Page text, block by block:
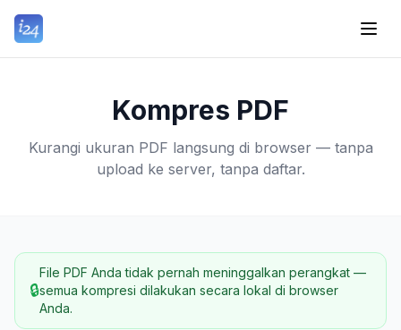
Kompres PDF
Kurangi ukuran PDF langsung di browser — tanpa
upload ke server, tanpa daftar.
🔒
File PDF Anda tidak pernah meninggalkan perangkat —
semua kompresi dilakukan secara lokal di browser
Anda.